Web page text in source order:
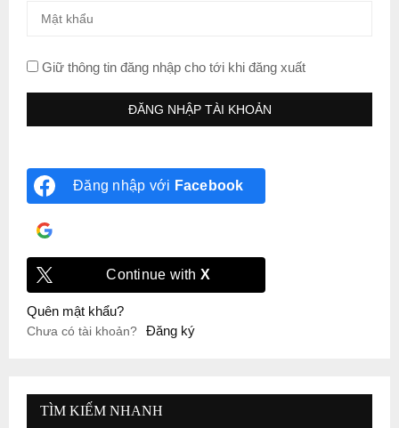
Giữ thông tin đăng nhập cho tới khi đăng xuất
Đăng nhập với Facebook
Continue with X
Quên mật khẩu?
Chưa có tài khoản? Đăng ký
TÌM KIẾM NHANH